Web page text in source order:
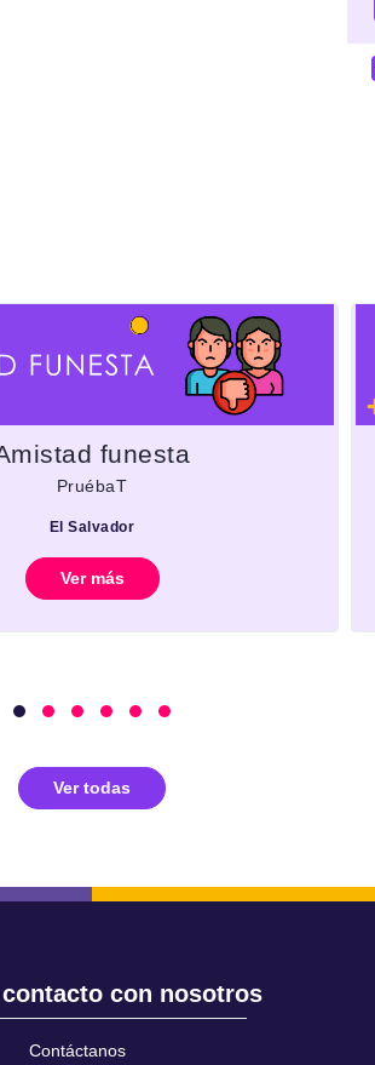
funesta
PruébaT
El Salvador
Ver más
Ver todas
con nosotros
Contáctanos